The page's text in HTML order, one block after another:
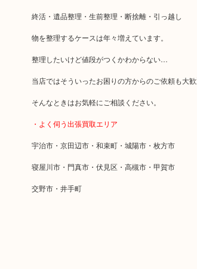
終活・遺品整理・生前整理・断捨離・引っ越し
物を整理するケースは年々増えています。
整理したいけど値段がつくかわからない…
当店ではそういったお困りの方からのご依頼も大歓
そんなときはお気軽にご相談ください。
・よく伺う出張買取エリア
宇治市・京田辺市・和束町・城陽市・枚方市
寝屋川市・門真市・伏見区・高槻市・甲賀市
交野市・井手町